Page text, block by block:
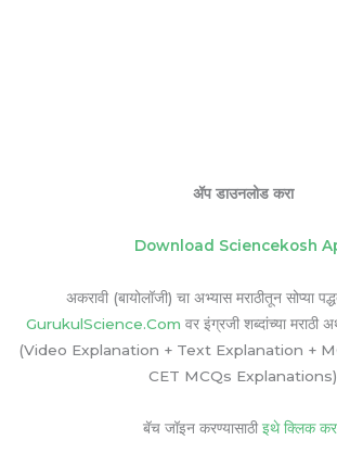
ॲप डाउनलोड करा
Download Sciencekosh
अकरावी (बायोलॉजी) चा अभ्यास मराठीतून सोप्या
GurukulScience.Com वर इंग्रजी शब्दांच्या मराठी
(Video Explanation + Text Explanation +
CET MCQs Explanations)
बॅच जॉइन करण्यासाठी इथे क्लिक